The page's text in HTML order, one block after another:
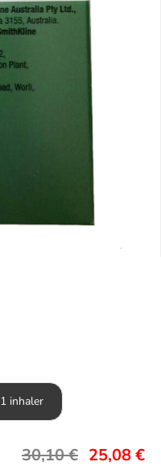
1 inhaler
30,10€ 25,08€